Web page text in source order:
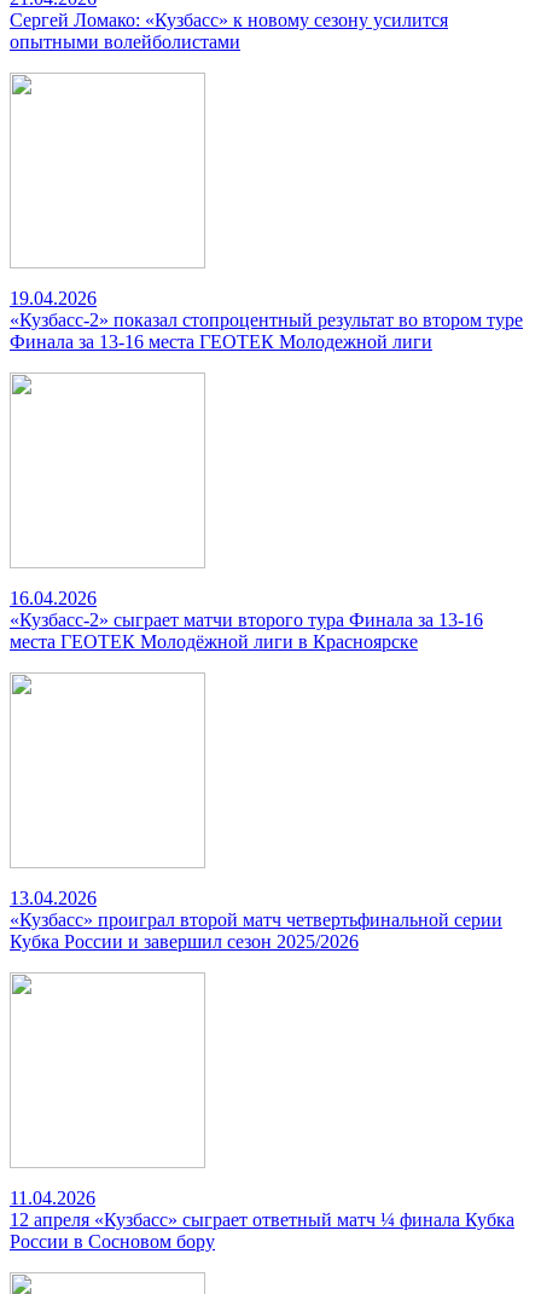
Сергей Ломако: «Кузбасс» к новому сезону усилится
опытными волейболистами
19.04.2026
«Кузбасс-2» показал стопроцентный результат во втором туре
Финала за 13-16 места ГЕОТЕК Молодежной лиги
16.04.2026
«Кузбасс-2» сыграет матчи второго тура Финала за 13-16
места ГЕОТЕК Молодёжной лиги в Красноярске
13.04.2026
«Кузбасс» проиграл второй матч четвертьфинальной серии
Кубка России и завершил сезон 2025/2026
11.04.2026
12 апреля «Кузбасс» сыграет ответный матч ¼ финала Кубка
России в Сосновом бору